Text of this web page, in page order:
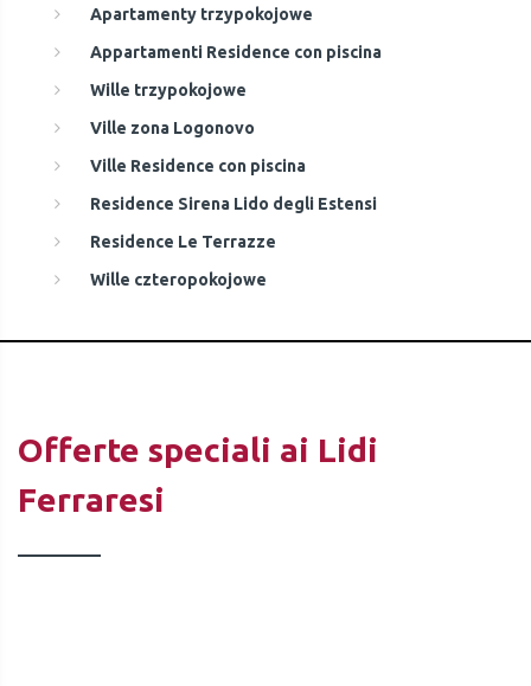
Apartamenty trzypokojowe
Appartamenti Residence con piscina
Wille trzypokojowe
Ville zona Logonovo
Ville Residence con piscina
Residence Sirena Lido degli Estensi
Residence Le Terrazze
Wille czteropokojowe
Offerte speciali ai Lidi
Ferraresi